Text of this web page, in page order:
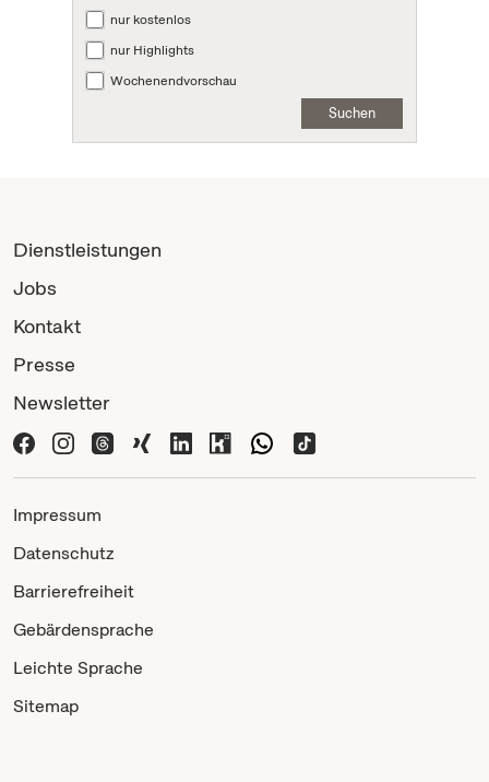
nur kostenlos
nur Highlights
Wochenendvorschau
Suchen
Dienstleistungen
Jobs
Kontakt
Presse
Newsletter
Impressum
Datenschutz
Barrierefreiheit
Gebärdensprache
Leichte Sprache
Sitemap